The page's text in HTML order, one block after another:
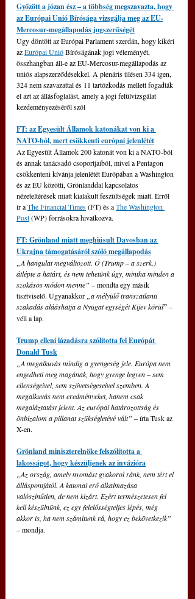
Győzött a józan ész – a többség megszavazta, hogy
az Európai Unió Bírósága vizsgálja meg az EU-
Mercosur-megállapodás jogszerűségét
Úgy döntött az Európai Parlament szerdán, hogy kikéri
az Európai Unió Bíróságának jogi véleményét,
összhangban áll-e az EU-Mercosur-megállapodás az
uniós alapszerződésekkel. A plenáris ülésen 334 igen,
324 nem szavazattal és 11 tartózkodás mellett fogadták
el azt az állásfoglalást, amely a jogi felülvizsgálat
kezdeményezéséről szól
FT: az Egyesült Államok katonákat von ki a
NATO-ból, mert csökkenti európai jelenlétét
Az Egyesült Államok 200 katonát von ki a NATO-ból
és annak tanácsadó csoportjaiból, mivel a Pentagon
csökkenteni kívánja jelenlétét Európában a Washington
és az EU közötti, Grönlanddal kapcsolatos
nézeteltérések miatt kialakult feszültségek miatt. Erről
ír a The Financial Times (FT) és a The Washington
Post (WP) forrásokra hivatkozva.
FT: Grönland miatt meghiúsult Davosban az
Ukrajna támogatásáról szóló megállapodás
„A hangulat megváltozott. Ő (Trump – a szerk.)
átlépte a határt, és nem tehetünk úgy, mintha minden a
szokásos módon menne” – mondta egy másik
tisztviselő. Ugyanakkor
„a mélyülő transzatlanti
szakadás alááshatja a Nyugat egységét Kijev körül” –
véli a lap.
Trump elleni lázadásra szólította fel Európát
Donald Tusk
„A megalkuvás mindig a gyengeség jele. Európa nem
engedheti meg magának, hogy gyenge legyen – sem
ellenségeivel, sem szövetségeseivel szemben. A
megalkuvás nem eredményeket, hanem csak
megaláztatást jelent. Az európai határozottság és
önbizalom a pillanat szükségletévé vált” – írta Tusk az
X-en.
Grönland miniszterelnöke felszólította a
lakosságot, hogy készüljenek az invázióra
„Az ország, amely nyomást gyakorol ránk, nem tért el
álláspontjától. A katonai erő alkalmazása
valószínűtlen, de nem kizárt. Ezért természetesen fel
kell készülnünk, ez egy felelősségteljes lépés, még
akkor is, ha nem számítunk rá, hogy ez bekövetkezik”
– mondja.